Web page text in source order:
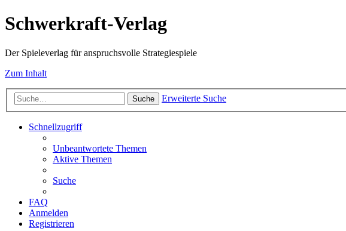
Schwerkraft-Verlag
Der Spieleverlag für anspruchsvolle Strategiespiele
Zum Inhalt
Suche Erweiterte Suche
Schnellzugriff
Unbeantwortete Themen
Aktive Themen
Suche
FAQ
Anmelden
Registrieren